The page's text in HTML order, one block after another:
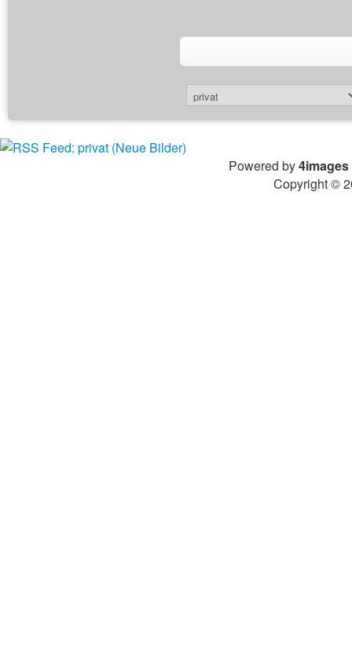
Powered by4images
Copyright ©